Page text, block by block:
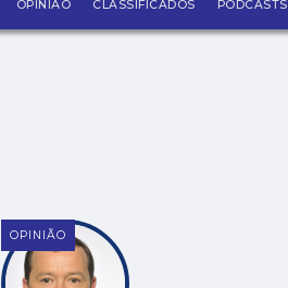
OPINIÃO CLASSIFICADOS PODCASTS
OPINIÃO